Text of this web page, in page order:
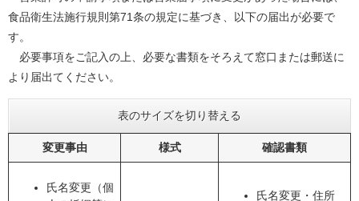
食品衛生法施行規則第71条の規定に基づき、以下の届出が必要で
す。
必要事項をご記入の上、必要な書類をそろえて窓口または郵送に
より届出てください。
表のサイズを切り替える
変更事由 様式 確認書類
氏名変更（個
氏名変更・住所